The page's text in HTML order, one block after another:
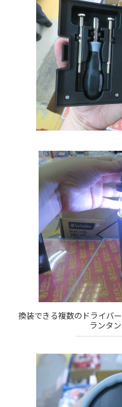
換装できる複数のドライバ
ランタ